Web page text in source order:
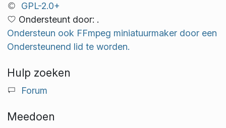
GPL-2.0+
Ondersteunt door: .
Ondersteun ook FFmpeg miniatuurmaker door een
Ondersteunend lid te worden.
Hulp zoeken
Forum
Meedoen